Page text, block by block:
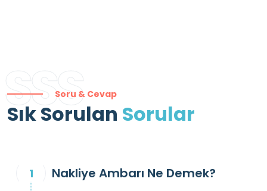
SSSSoru & Cevap
Sık Sorulan Sorular
Nakliye Ambarı Ne Demek?